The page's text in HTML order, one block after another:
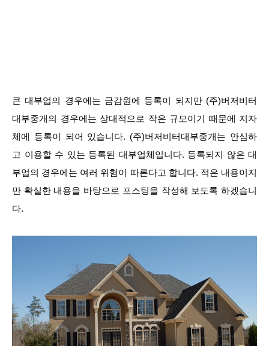
큰 대부업의 경우에는 금감원에 등록이 되지만 (주)버저비터
대부중개의 경우에는 상대적으로 작은 규모이기 때문에 지자
체에 등록이 되어 있습니다. (주)버저비터대부중개는 안심하
고 이용할 수 있는 등록된 대부업체입니다. 등록되지 않은 대
부업의 경우에는 여러 위험이 따른다고 합니다. 적은 내용이지
만 확실한 내용을 바탕으로 포스팅을 작성해 보도록 하겠습니
다.